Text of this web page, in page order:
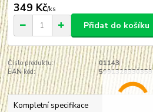
349 Kč/ks
Přidat do košíku
Číslo produktu:
01143
EAN kód:
5991328330359
Kompletní specifikace